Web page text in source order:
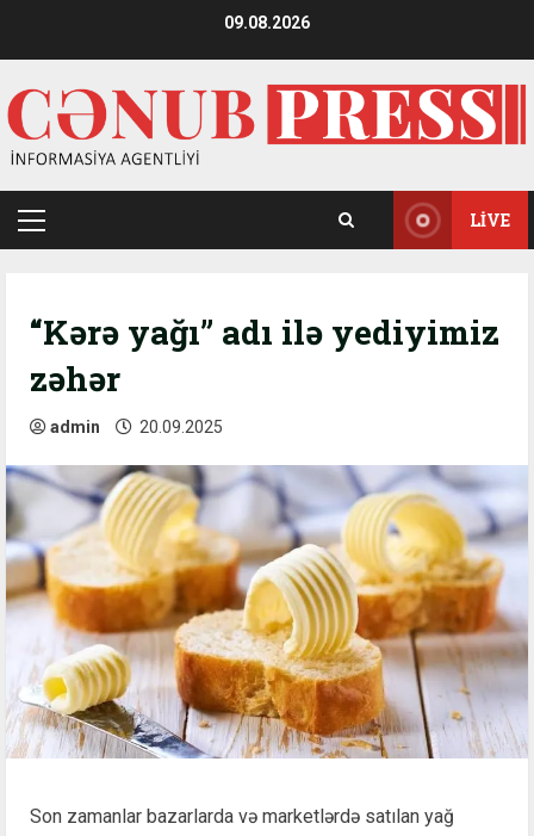
09.08.2026
Primary
LIVE
“Kərə yağı” adı ilə yediyimiz
zəhər
admin 20.09.2025
Son zamanlar bazarlarda və marketlərdə satılan yağ